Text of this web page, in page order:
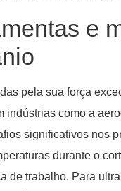
e
pela sua força
indústrias como a
significativos nos
durante o
de trabalho. Para